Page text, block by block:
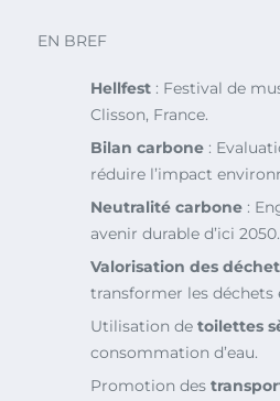
EN BREF
Hellfest : Festival de
Clisson, France.
Bilan carbone :
réduire l’impact
Neutralité carbone :
avenir durable d’ici 2050.
Valorisation des
transformer les déchets
Utilisation de toilettes
consommation d’eau.
Promotion des